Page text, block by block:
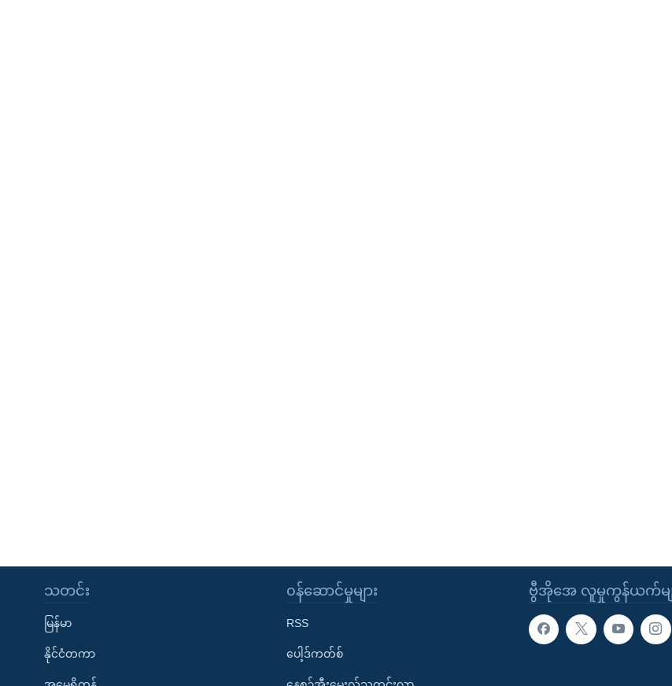
ဗွီအိုအေ လူမှုကွန်ယက်မျ
သတင်း
မြန်မာ
နိုင်ငံတကာ
၀န်ဆောင်မှုများ
RSS
ပေါ့ဒ်ကတ်စ်